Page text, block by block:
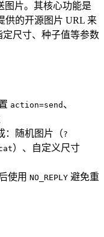
图片。其核心功能是
供的开源图片 URL 来
尺寸、种子值等参数
action=send 、
：随机图片（?
）、自定义尺寸
使用 NO_REPLY 避免重